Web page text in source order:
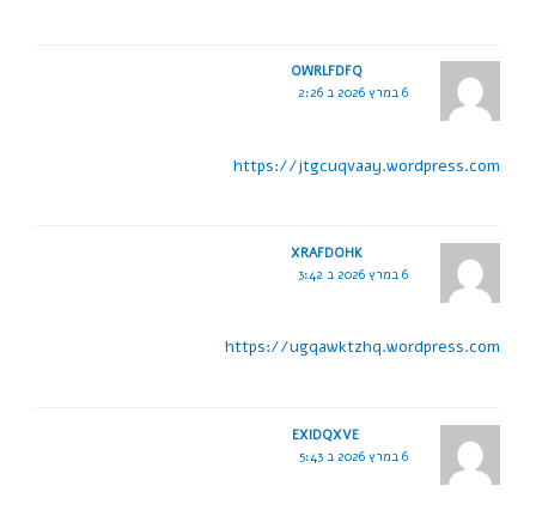
OWRLFDFQ
6 במרץ 2026 ב 2:26
https://jtgcuqvaay.wordpress.com
XRAFDOHK
6 במרץ 2026 ב 3:42
https://ugqawktzhq.wordpress.com
EXIDQXVE
6 במרץ 2026 ב 5:43